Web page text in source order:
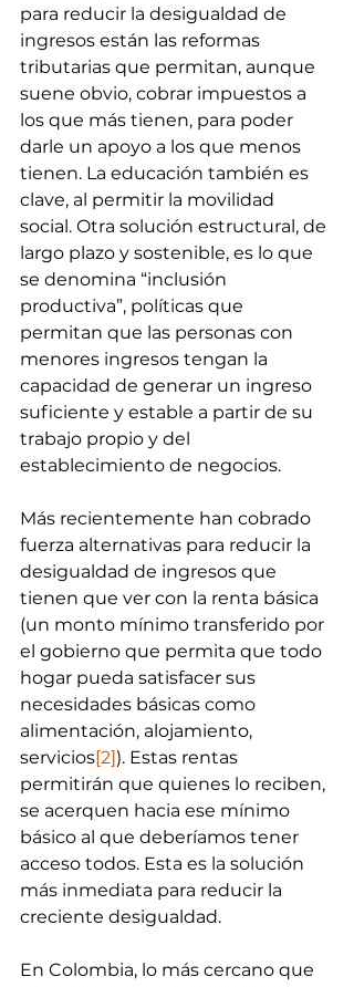
para reducir la desigualdad de
ingresos están las reformas
tributarias que permitan, aunque
suene obvio, cobrar impuestos a
los que más tienen, para poder
darle un apoyo a los que menos
tienen. La educación también es
clave, al permitir la movilidad
social. Otra solución estructural, de
largo plazo y sostenible, es lo que
se denomina “inclusión
productiva”, políticas que
permitan que las personas con
menores ingresos tengan la
capacidad de generar un ingreso
suficiente y estable a partir de su
trabajo propio y del
establecimiento de negocios.
Más recientemente han cobrado
fuerza alternativas para reducir la
desigualdad de ingresos que
tienen que ver con la renta básica
(un monto mínimo transferido por
el gobierno que permita que todo
hogar pueda satisfacer sus
necesidades básicas como
alimentación, alojamiento,
servicios[2]). Estas rentas
permitirán que quienes lo reciben,
se acerquen hacia ese mínimo
básico al que deberíamos tener
acceso todos. Esta es la solución
más inmediata para reducir la
creciente desigualdad.
En Colombia, lo más cercano que